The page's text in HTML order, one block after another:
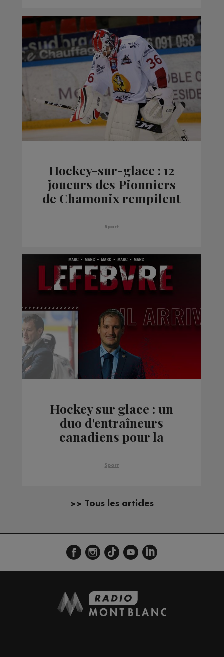
Hockey-sur-glace : 12
joueurs des Pionniers
de Chamonix rempilent
prochaine
Sport
Hockey sur glace : un
duo d'entraîneurs
canadiens pour la
Sport
>> Tous les articles